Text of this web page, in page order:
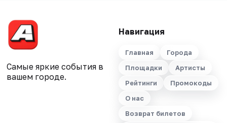
Самые яркие события в
вашем городе.
Навигация
Главная
Города
Площадки
Артисты
Рейтинги
Промокоды
О нас
Возврат билетов